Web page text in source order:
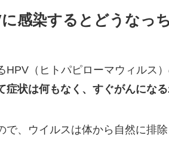
感染するとどうなっ
HPV（ヒトパピローマウィルス
症状は何もなく、すぐがんになる
で、ウイルスは体から自然に排